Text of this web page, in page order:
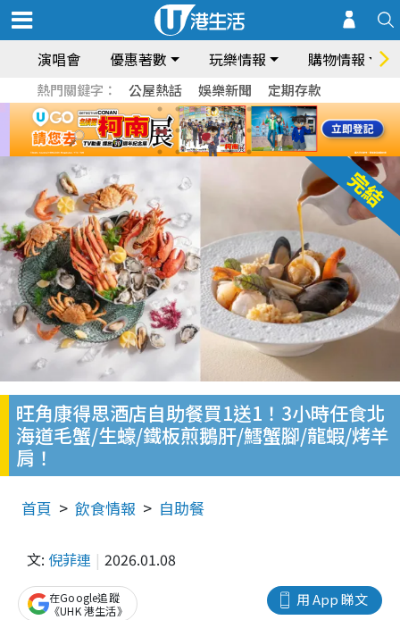
演唱會 優惠著數 玩樂情報 購物情報
熱門關鍵字： 公屋熱話 娛樂新聞 定期存款
旺角康得思酒店自助餐買1送1！3小時任食北
海道毛蟹/生蠔/鐵板煎鵝肝/鱈蟹腳/龍蝦/烤羊
肩！
首頁 飲食情報 自助餐
文: 倪菲連 2026.01.08
用 App 睇文
在Google追蹤
《UHK 港生活》